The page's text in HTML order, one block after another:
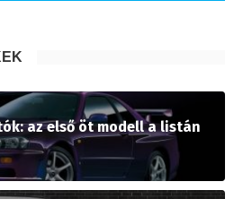
az első öt modell a listán